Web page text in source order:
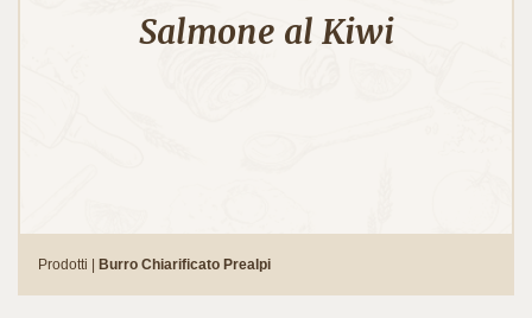
Salmone al Kiwi
Prodotti | Burro Chiarificato Prealpi